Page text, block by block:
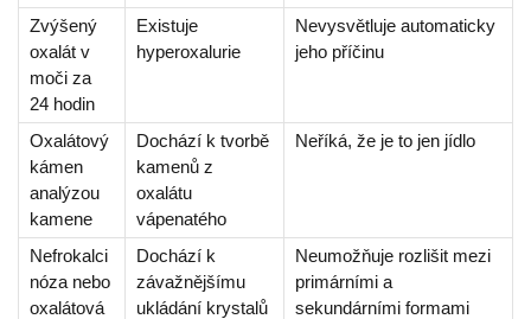
Zvýšený
oxalát v
moči za
24 hodin
Existuje
hyperoxalurie
Nevysvětluje automaticky
jeho příčinu
Oxalátový
kámen
analýzou
kamene
Dochází k tvorbě
kamenů z
oxalátu
vápenatého
Neříká, že je to jen jídlo
Nefrokalci
nóza nebo
oxalátová
Dochází k
závažnějšímu
ukládání krystalů
Neumožňuje rozlišit mezi
primárními a
sekundárními formami